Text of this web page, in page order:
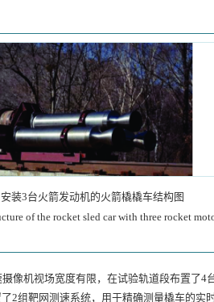
安装3台火箭发动机的火箭橇橇车结构图
of the rocket sled car with three rocket
像机视场宽度有限，在试验轨道段布置了4
2组靶网测速系统，用于精确测量橇车的实